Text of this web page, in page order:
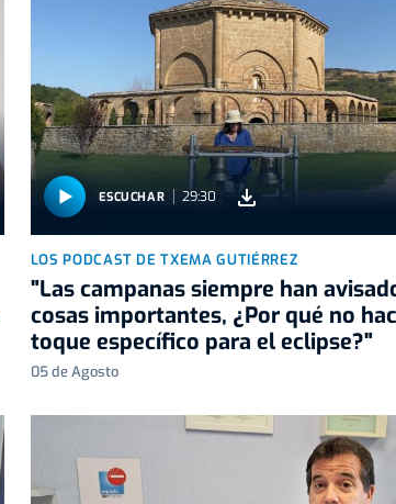
ESCUCHAR 29:30
LOS PODCAST DE TXEMA GUTIÉRREZ
"Las campanas siempre han
cosas importantes, ¿Por qué no
toque específico para el eclipse?"
05 de Agosto